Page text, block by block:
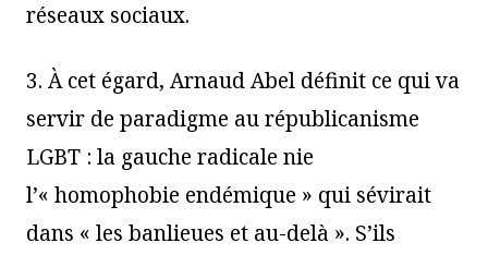
réseaux sociaux.
3. À cet égard, Arnaud Abel définit ce qui va
servir de paradigme au républicanisme
LGBT : la gauche radicale nie
l’« homophobie endémique » qui sévirait
dans « les banlieues et au-delà ». S’ils